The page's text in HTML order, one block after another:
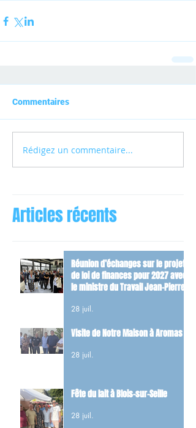
Commentaires
Rédigez un commentaire...
Articles récents
Réunion d’échanges sur le projet
de loi de finances pour 2027 avec
le ministre du Travail Jean-Pierre
28 juil.
Visite de Notre Maison à Aromas
28 juil.
Fête du lait à Blois-sur-Seille
28 juil.